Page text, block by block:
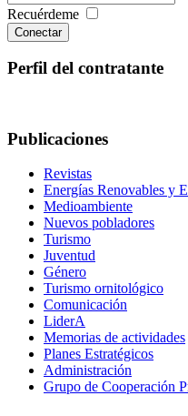
Recuérdeme
Conectar
Perfil del contratante
Publicaciones
Revistas
Energías Renovables y
Medioambiente
Nuevos pobladores
Turismo
Juventud
Género
Turismo ornitológico
Comunicación
LiderA
Memorias de actividades
Planes Estratégicos
Administración
Grupo de Cooperación